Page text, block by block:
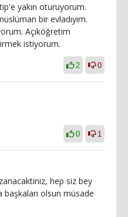
yakın oturuyorum.
bir evladıyım.
Açıköğretim
istiyorum.
2 0
0 1
hep siz bey
başkaları olsun müsade